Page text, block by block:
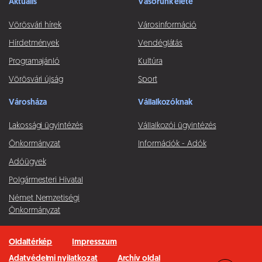
Aktuális
Vörösvári hírek
Hírdetmények
Programajánló
Vörösvári újság
Vásorunk élete
Városinformáció
Vendéglátás
Kultúra
Sport
Városháza
Lakossági ügyintézés
Önkormányzat
Adóügyek
Polgármesteri Hivatal
Német Nemzetiségi
Önkormányzat
Vállalkozóknak
Vállalkozói ügyintézés
Információk - Adók
Oldaltérkép
Impresszum
Adatvédelmi nyilatkozat
Archív oldal